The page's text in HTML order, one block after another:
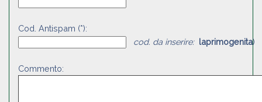
Cod. Antispam (*):
cod. da inserire: laprimogenita)
Commento: